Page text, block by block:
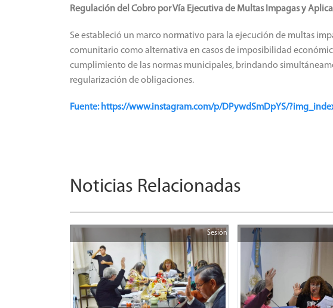
Regulación del Cobro por Vía Ejecutiva de Multas Impagas y
Se estableció un marco normativo para la ejecución de multas
comunitario como alternativa en casos de imposibilidad
cumplimiento de las normas municipales, brindando
regularización de obligaciones.
Fuente: https://www.instagram.com/p/DPywdSmDpYS/
Noticias Relacionadas
Sesión